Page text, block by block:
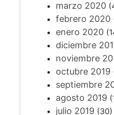
marzo 2020
febrero 2020
enero 2020
diciembre
noviembre
octubre 2019
septiembre
agosto 2019
julio 2019 (30)